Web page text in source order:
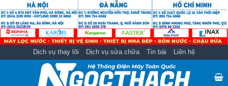
qua
nội
dung
Dịch vụ thay lõi Dịch vụ sửa chữa Tin bài Liên hệ